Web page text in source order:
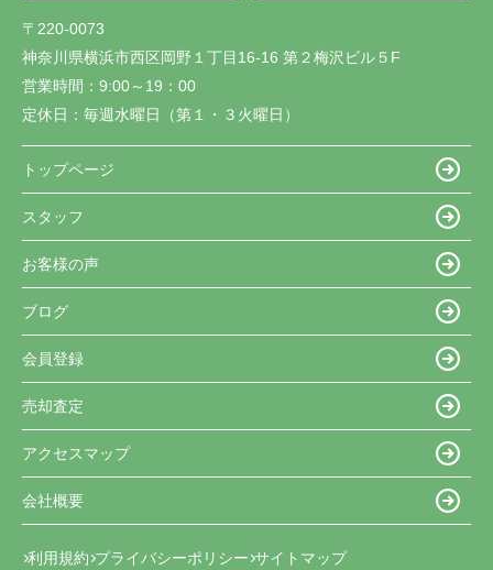
〒220-0073
神奈川県横浜市西区岡野１丁目16-16 第２梅沢ビル５F
営業時間： 9:00～19：00
定休日： 毎週水曜日（第１・３火曜日）
トップページ
スタッフ
お客様の声
ブログ
会員登録
売却査定
アクセスマップ
会社概要
利用規約 プライバシーポリシー サイトマップ